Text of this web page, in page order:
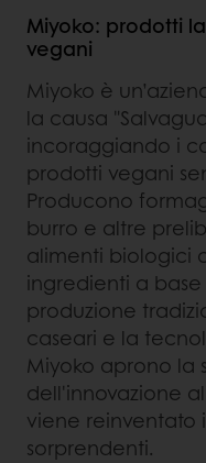
Miyoko: prodotti
vegani
Miyoko è
la causa
incoraggiando i
prodotti vegani
Producono
burro e altre
alimenti biologici
ingredienti a
produzione
caseari e la
Miyoko aprono la
dell'innovazione
viene reinventato
sorprendenti.